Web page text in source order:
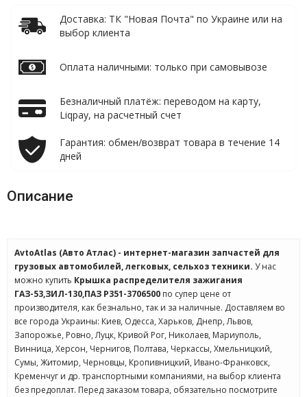
Доставка: ТК "Новая Почта" по Украине или на
выбор клиента
Оплата наличными: только при самовывозе
Безналичный платёж: переводом на карту,
Liqpay, на расчетный счет
Гарантия: обмен/возврат товара в течение 14
дней
Описание
AvtoAtlas (Авто Атлас) - интернет-магазин запчастей для
грузовых автомобилей, легковых, сельхоз техники. У нас
можно купить Крышка распределителя зажигания
ГАЗ-53,ЗИЛ-130,ПАЗ Р351-3706500 по супер цене от
производителя, как безнально, так и за наличные. Доставляем во
все города Украины: Киев, Одесса, Харьков, Днепр, Львов,
Запорожье, Ровно, Луцк, Кривой Рог, Николаев, Мариуполь,
Винница, Херсон, Чернигов, Полтава, Черкассы, Хмельницкий,
Сумы, Житомир, Черновцы, Кропивницкий, Ивано-Франковск,
Кременчуг и др. транспортными компаниями, на выбор клиента
без предоплат. Перед заказом товара, обязательно посмотрите